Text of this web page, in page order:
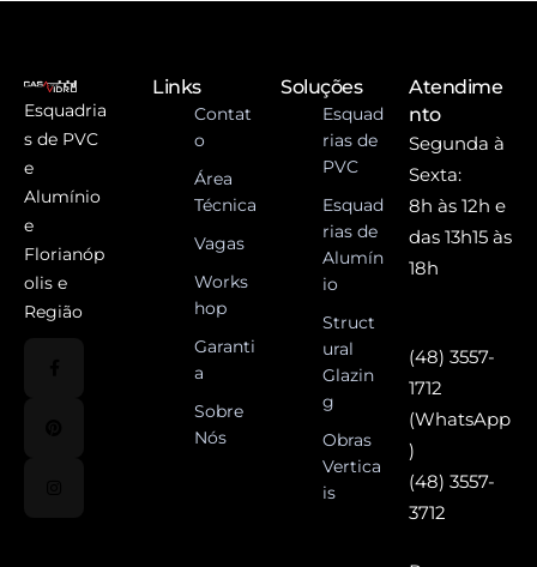
Esquadria
s de PVC
e
Alumínio
e
Florianóp
olis e
Região
Links
Contat
o
Área
Técnica
Vagas
Works
hop
Garanti
a
Sobre
Nós
Soluções
Esquad
rias de
PVC
Esquad
rias de
Alumín
io
Struct
ural
Glazin
g
Obras
Vertica
is
Atendime
nto
Segunda à
Sexta:
8h às 12h e
das 13h15 às
18h
(48) 3557-
1712
(WhatsApp
)
(48) 3557-
3712